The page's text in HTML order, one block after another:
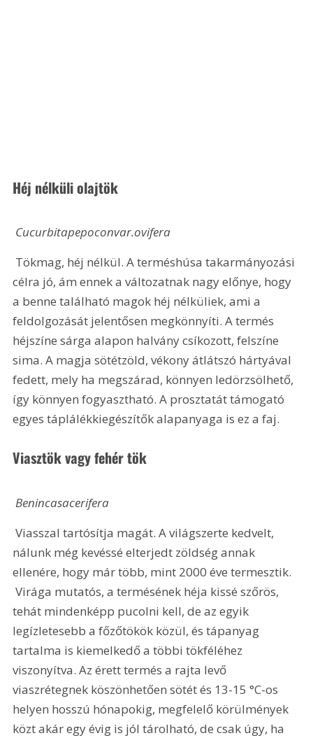
Héj nélküli olajtök
Cucurbitapepoconvar.ovifera
célra jó, ám ennek a változatnak nagy előnye, hogy
a benne található magok héj nélküliek, ami a
feldolgozását jelentősen megkönnyíti. A termés
héjszíne sárga alapon halvány csíkozott, felszíne
sima. A magja sötétzöld, vékony átlátszó hártyával
fedett, mely ha megszárad, könnyen ledörzsölhető,
így könnyen fogyasztható. A prosztatát támogató
egyes táplálékkiegészítők alapanyaga is ez a faj.
Viasztök vagy fehér tök
Benincasacerifera
Viasszal tartósítja magát. A világszerte kedvelt,
nálunk még kevéssé elterjedt zöldség annak
ellenére, hogy már több, mint 2000 éve termesztik.
Virága mutatós, a termésének héja kissé szőrös,
tehát mindenképp pucolni kell, de az egyik
legízletesebb a főzőtökök közül, és tápanyag
tartalma is kiemelkedő a többi tökféléhez
viszonyítva. Az érett termés a rajta levő
viaszrétegnek köszönhetően sötét és 13-15 °C-os
helyen hosszú hónapokig, megfelelő körülmények
közt akár egy évig is jól tárolható, de csak úgy, ha